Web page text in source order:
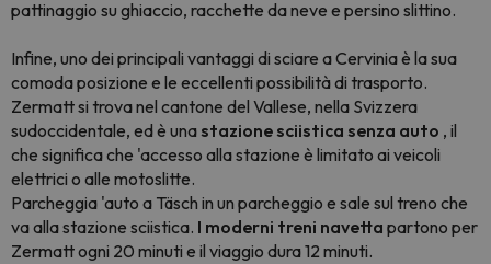
pattinaggio su ghiaccio, racchette da neve e persino slittino.
Infine, uno dei principali vantaggi di sciare a Cervinia è la sua
comoda posizione e le eccellenti possibilità di trasporto.
Zermatt si trova nel cantone del Vallese, nella Svizzera
sudoccidentale, ed è una stazione sciistica senza auto , il
che significa che 'accesso alla stazione è limitato ai veicoli
elettrici o alle motoslitte.
Parcheggia 'auto a Täsch in un parcheggio e sale sul treno che
va alla stazione sciistica. I moderni treni navetta partono per
Zermatt ogni 20 minuti e il viaggio dura 12 minuti.